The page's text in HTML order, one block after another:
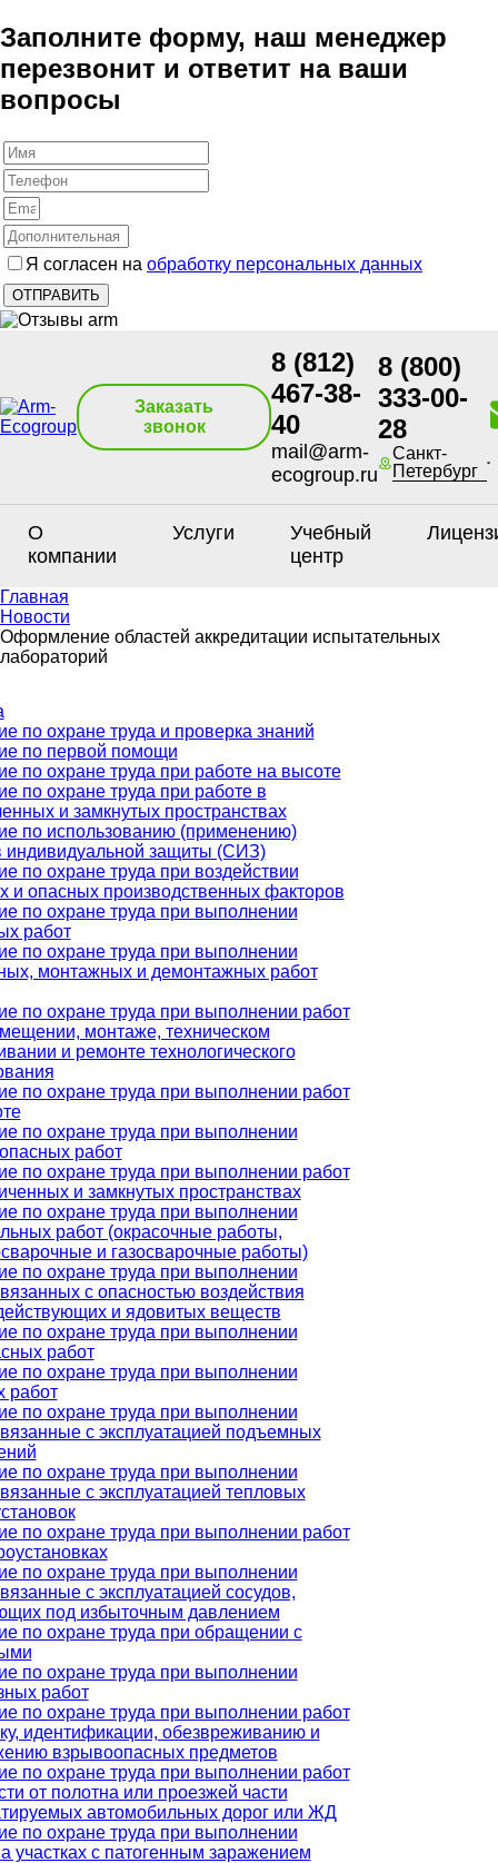
Заполните форму, наш менеджер
перезвонит и ответит на ваши
вопросы
Я согласен на обработку персональных данных
Заказать
звонок
8 (812)
467-38-
40
mail@arm-
ecogroup.ru
8 (800)
333-00-
28
Санкт-
Петербург
О
компании
Услуги
Учебный
центр
Главная
Новости
Оформление областей аккредитации испытательных
лабораторий
по охране труда и проверка знаний
по первой помощи
по охране труда при работе на высоте
по охране труда при работе в
и замкнутых пространствах
по использованию (применению)
индивидуальной защиты (СИЗ)
по охране труда при воздействии
и опасных производственных факторов
по охране труда при выполнении
работ
по охране труда при выполнении
монтажных и демонтажных работ
по охране труда при выполнении работ
монтаже, техническом
и ремонте технологического
по охране труда при выполнении работ
по охране труда при выполнении
работ
по охране труда при выполнении работ
и замкнутых пространствах
по охране труда при выполнении
работ (окрасочные работы,
и газосварочные работы)
по охране труда при выполнении
с опасностью воздействия
и ядовитых веществ
по охране труда при выполнении
работ
по охране труда при выполнении
работ
по охране труда при выполнении
с эксплуатацией подъемных
по охране труда при выполнении
с эксплуатацией тепловых
по охране труда при выполнении работ
по охране труда при выполнении
с эксплуатацией сосудов,
под избыточным давлением
по охране труда при обращении с
по охране труда при выполнении
работ
по охране труда при выполнении работ
идентификации, обезвреживанию и
взрывоопасных предметов
по охране труда при выполнении работ
от полотна или проезжей части
автомобильных дорог или ЖД
по охране труда при выполнении
участках с патогенным заражением